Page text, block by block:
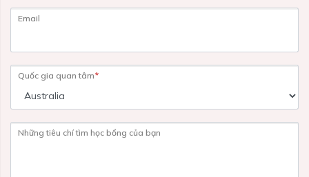
Email
Quốc gia quan tâm*
Những tiêu chí tìm học bổng của bạn